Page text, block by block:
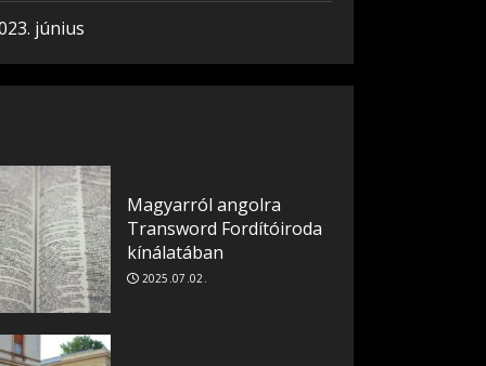
június
Magyarról angolra
Transword Fordítóiroda
kínálatában
2025.07.02.